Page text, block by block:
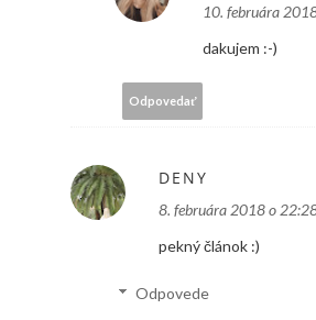
10. februára
dakujem :-)
Odpovedať
DENY
8. februára 2018 o
pekný článok :)
Odpovede